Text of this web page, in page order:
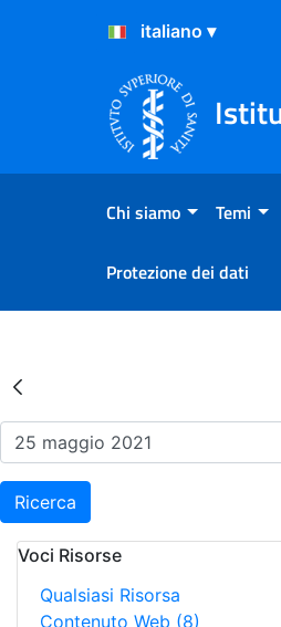
Salta al Contenuto
Salta al Footer
Chi siamo Temi
Protezione dei dati
Risultati della
Ricerca
Voci Risorse
Qualsiasi Risorsa
Contenuto Web (8)